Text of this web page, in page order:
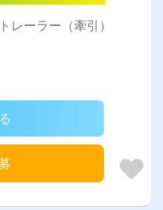
レーラー（牽引）